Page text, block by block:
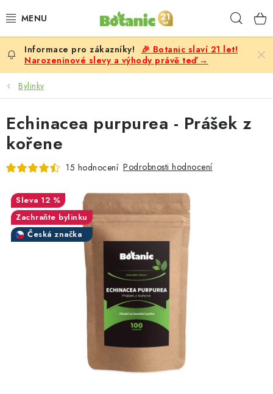
na
PREMIUM
DOPLŇKY STRAVY
CÍLE
POTRAVINY, NÁPOJE
BESTSELLERY
ŽENY
Recenze
Věrnostní program
🎉 Botanic slaví 21 let!
Narozeninové slevy a výhody právě teď →
Bylinky
Echinacea purpurea - Prášek z
kořene
15 hodnocení Podrobnosti hodnocení
12 %
Zachraňte bylinku
Česká značka